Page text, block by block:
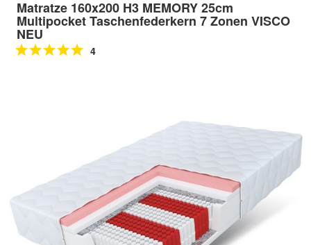
Matratze 160x200 H3 MEMORY 25cm
Multipocket Taschenfederkern 7 Zonen VISCO
NEU
4